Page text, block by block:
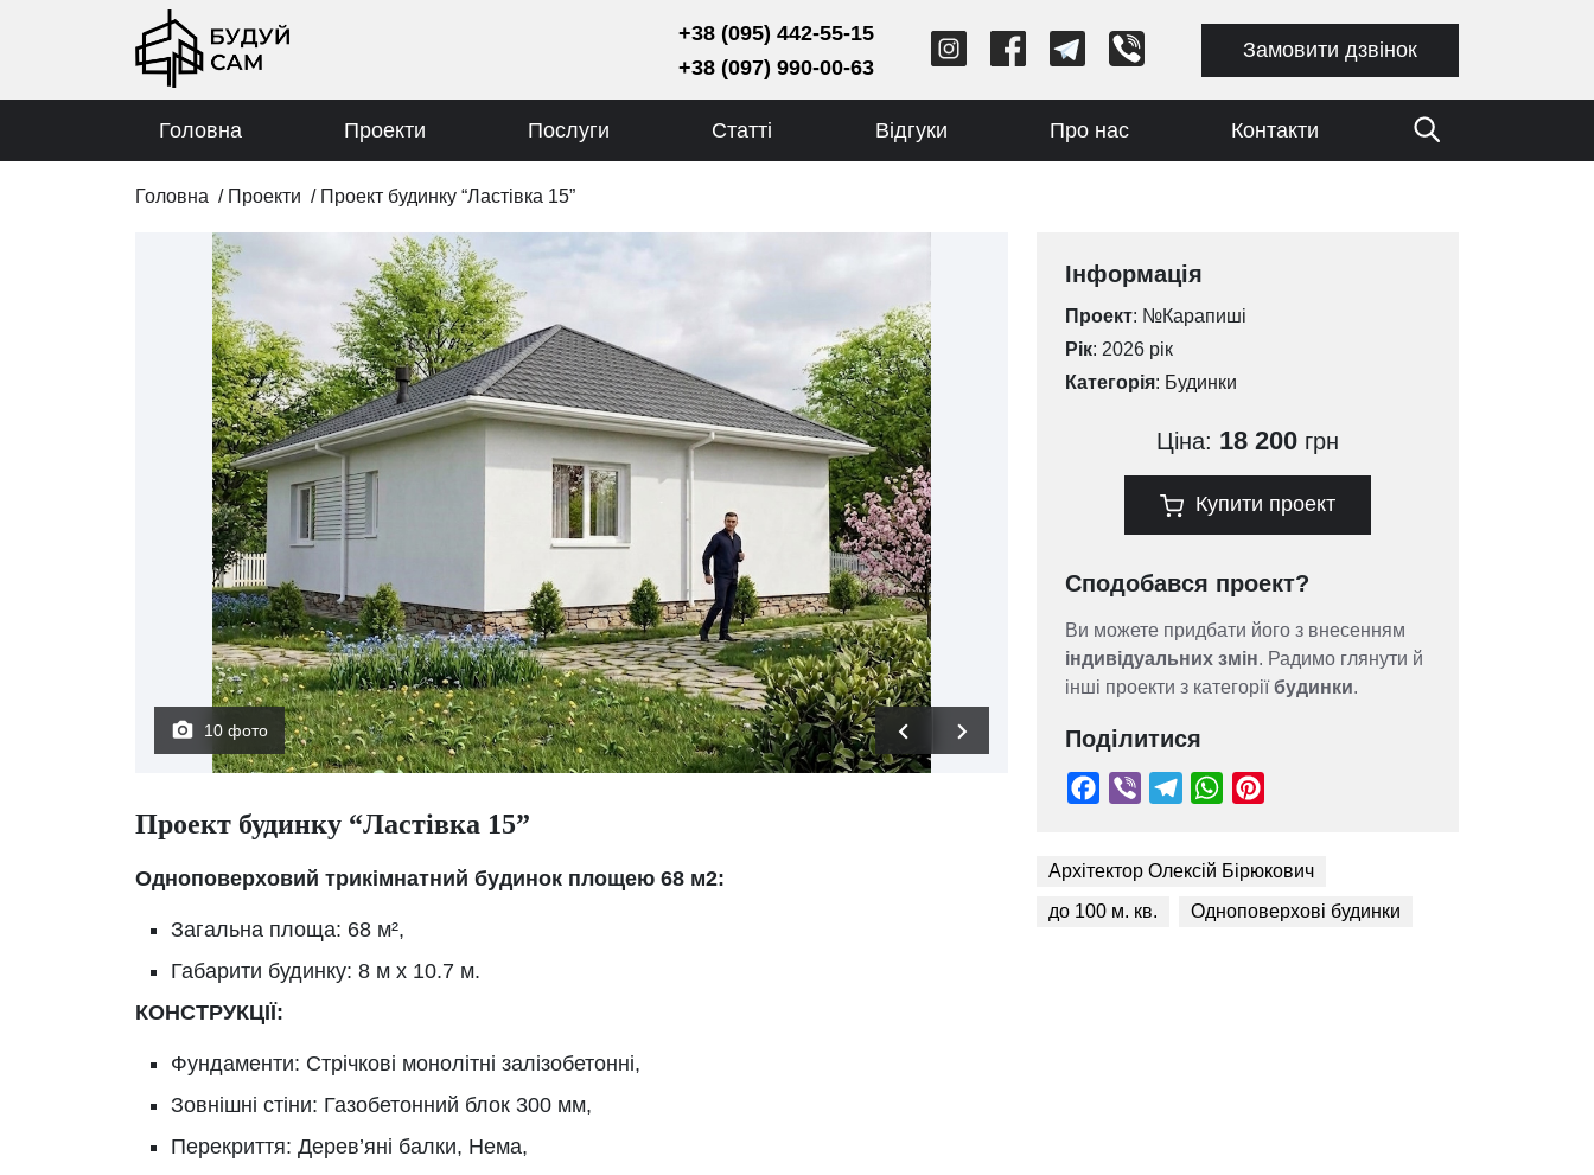
+38 (095) 442-55-15
+38 (097) 990-00-63
Замовити дзвінок
Головна Проекти Послуги Статті Відгуки Про нас Контакти
Головна / Проекти / Проект будинку “Ластівка 15”
10 фото
Проект будинку “Ластівка 15”
Одноповерховий трикімнатний будинок площею 68 м2:
Загальна площа: 68 м²,
Габарити будинку: 8 м х 10.7 м.
КОНСТРУКЦІЇ:
Фундаменти: Стрічкові монолітні залізобетонні,
Зовнішні стіни: Газобетонний блок 300 мм,
Перекриття: Дерев’яні балки, Нема,
Інформація
Проект: №Карапиші
Рік: 2026 рік
Категорія: Будинки
Ціна: 18 200 грн
Купити проект
Сподобався проект?
Ви можете придбати його з внесенням
індивідуальних змін. Радимо глянути й
інші проекти з категоріїбудинки.
Поділитися
Facebook
ViberTelegram
Архітектор Олексій Бірюкович
до 100 м. кв.
Одноповерхові будинки